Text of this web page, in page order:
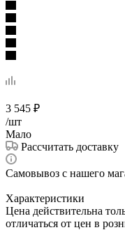
3 545 ₽
/шт
Мало
Рассчитать доставку
Самовывоз с нашего
Характеристики
Цена действительна
отличаться от цен в